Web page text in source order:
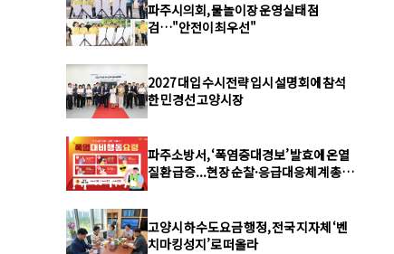
파주시의회, 물놀이장 운영실태 점
검…"안전이 최우선"
2027 대입 수시전략 입시 설명회에 참석
한 민경선 고양시장
파주소방서, ‘폭염중대경보’ 발효에 온열
질환 급증...현장 순찰·응급대응체계 총력
고양시 하수도요금 행정, 전국 지자체 ‘벤
치마킹성지’로 떠올라